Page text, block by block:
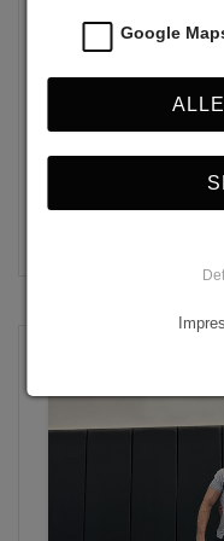
MMA in München
Jakob
Google